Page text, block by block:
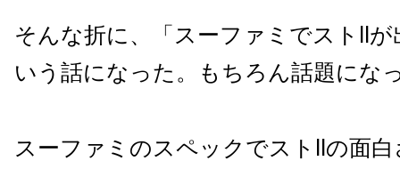
そんな折に、「スーファミでストII
いう話になった。もちろん話題にな
スーファミのスペックでストIIの面